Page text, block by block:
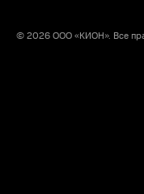
© 2026 ООО «КИОН». Все